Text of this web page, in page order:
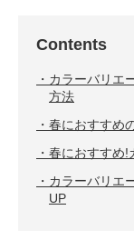
Contents
カラーバリエ
方法
春におすすめ
春におすすめ!
カラーバリエ
UP